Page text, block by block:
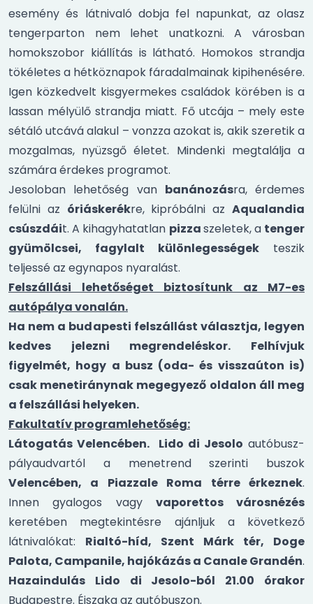
esemény és látnivaló dobja fel napunkat, az olasz
tengerparton nem lehet unatkozni. A városban
homokszobor kiállítás is látható. Homokos strandja
tökéletes a hétköznapok fáradalmainak kipihenésére.
Igen közkedvelt kisgyermekes családok körében is a
lassan mélyülő strandja miatt. Fő utcája – mely este
sétáló utcává alakul – vonzza azokat is, akik szeretik a
mozgalmas, nyüzsgő életet. Mindenki megtalálja a
számára érdekes programot.
Jesoloban lehetőség van banánozásra, érdemes
felülni az óriáskerékre, kipróbálni azAqualandia
csúszdáit. A kihagyhatatlan pizzaszeletek, a tenger
gyümölcsei, fagylalt különlegességek teszik
teljessé az egynapos nyaralást.
Felszállási lehetőséget biztosítunk az M7-es
autópálya vonalán.
Ha nem a budapesti felszállást választja, legyen
kedves jelezni megrendeléskor.
Felhívjuk
figyelmét, hogy a busz (oda- és visszaúton is)
csak menetiránynak megegyező oldalon áll meg
a felszállási helyeken.
Fakultatív programlehetőség:
Látogatás Velencében.
Lido di Jesolo autóbusz-
pályaudvartól a menetrend szerinti buszok
Velencében, a Piazzale Roma térre érkeznek.
Innen gyalogos vagy vaporettos városnézés
keretében megtekintésre ajánljuk a következő
látnivalókat: Rialtó-híd, Szent Márk tér, Doge
Palota, Campanile, hajókázás a Canale Grandén.
Hazaindulás Lido di Jesolo-ból 21.00 órakor
Budapestre. Éjszaka az autóbuszon.